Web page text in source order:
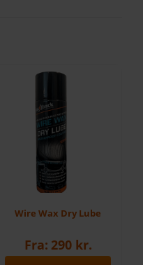
Wire Wax Dry Lube
Fra: 290 kr.